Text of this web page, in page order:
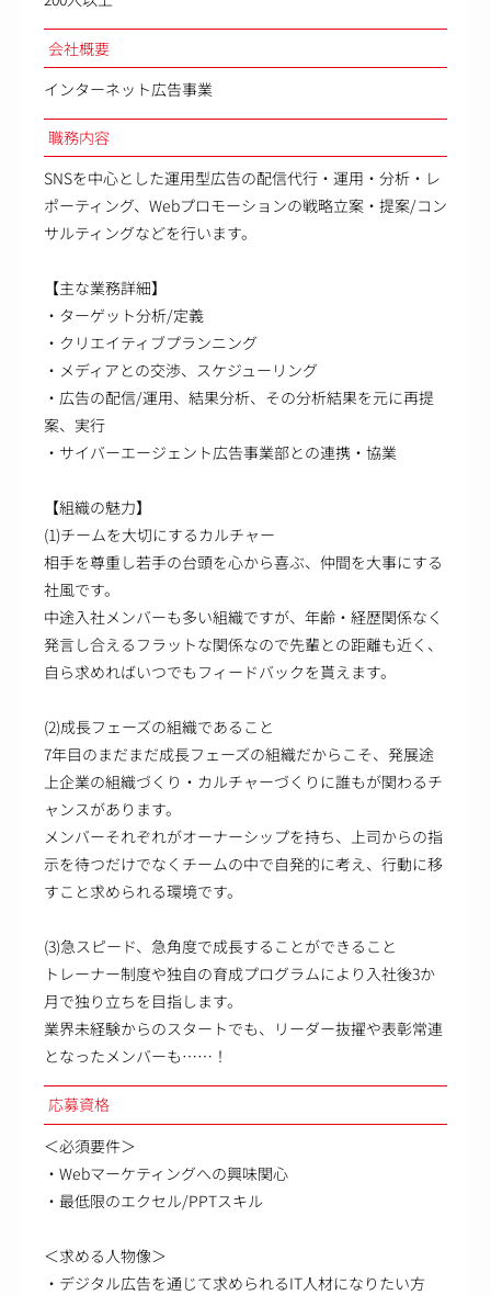
会社概要
インターネット広告事業
職務内容
SNSを中心とした運用型広告の配信代行・運用・分析・レ
ポーティング、Webプロモーションの戦略立案・提案/コン
サルティングなどを行います。
【主な業務詳細】
・ターゲット分析/定義
・クリエイティブプランニング
・メディアとの交渉、スケジューリング
・広告の配信/運用、結果分析、その分析結果を元に再提
案、実行
・サイバーエージェント広告事業部との連携・協業
【組織の魅力】
(1)チームを大切にするカルチャー
相手を尊重し若手の台頭を心から喜ぶ、仲間を大事にする
社風です。
中途入社メンバーも多い組織ですが、年齢・経歴関係なく
発言し合えるフラットな関係なので先輩との距離も近く、
自ら求めればいつでもフィードバックを貰えます。
(2)成長フェーズの組織であること
7年目のまだまだ成長フェーズの組織だからこそ、発展途
上企業の組織づくり・カルチャーづくりに誰もが関わるチ
ャンスがあります。
メンバーそれぞれがオーナーシップを持ち、上司からの指
示を待つだけでなくチームの中で自発的に考え、行動に移
すこと求められる環境です。
(3)急スピード、急角度で成長することができること
トレーナー制度や独自の育成プログラムにより入社後3か
月で独り立ちを目指します。
業界未経験からのスタートでも、リーダー抜擢や表彰常連
となったメンバーも……！
応募資格
＜必須要件＞
・Webマーケティングへの興味関心
・最低限のエクセル/PPTスキル
＜求める人物像＞
・デジタル広告を通じて求められるIT人材になりたい方